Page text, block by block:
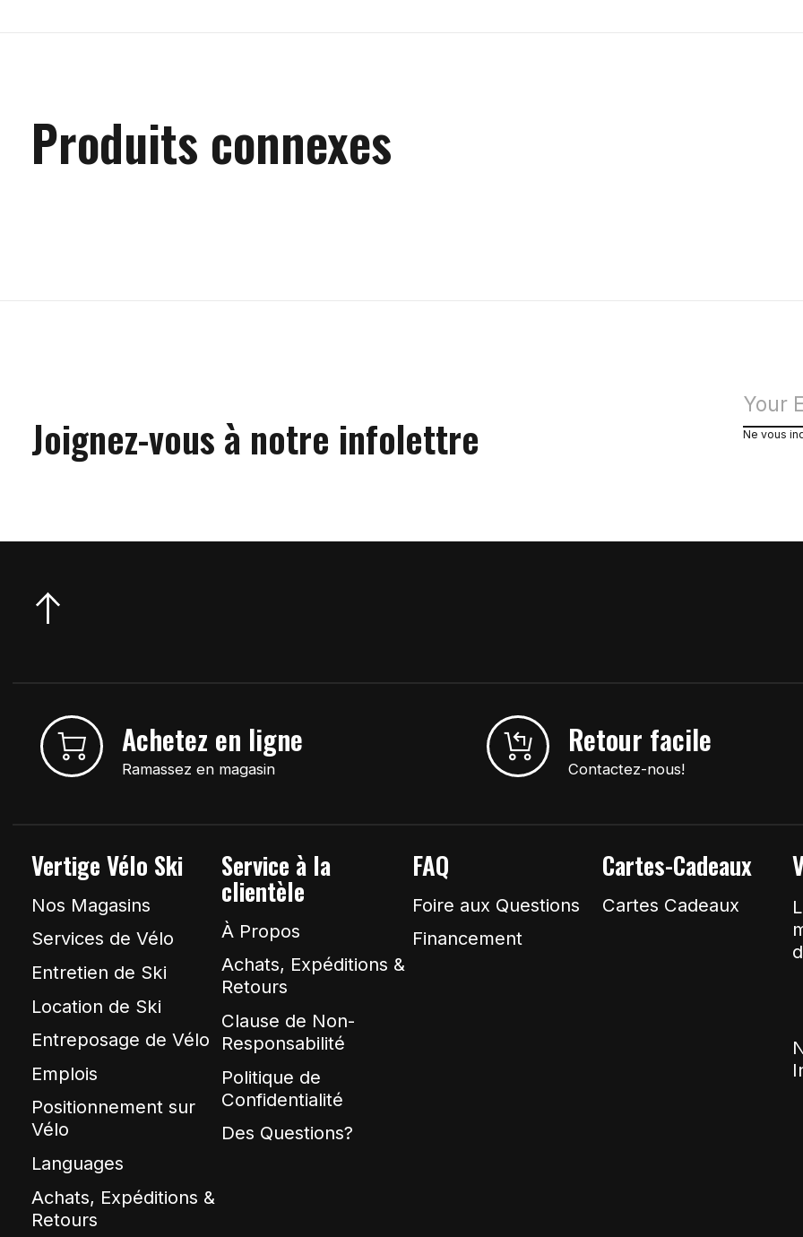
Produits connexes
Joignez-vous à notre infolettre Ne vous
Achetez en ligne
Ramassez en magasin
Retour facile
Contactez-nous!
Vertige Vélo Ski
Nos Magasins
Services de Vélo
Entretien de Ski
Location de Ski
Entreposage de Vélo
Emplois
Positionnement sur
Vélo
Languages
Achats, Expéditions &
Retours
Service à la
clientèle
À Propos
Achats, Expéditions &
Retours
Clause de Non-
Responsabilité
Politique de
Confidentialité
Des Questions?
FAQ
Foire aux Questions
Financement
Cartes-Cadeaux
Cartes Cadeaux